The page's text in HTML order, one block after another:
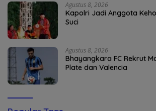
Agustus 8, 2026
Kapolri Jadi Anggota
Suci
Agustus 8, 2026
Bhayangkara FC Rekrut
Plate dan Valencia